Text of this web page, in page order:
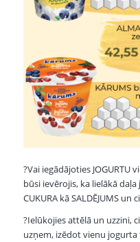
?Vai iegādājoties JOGURTU
būsi ievērojis, ka lielākā
CUKURA kā SALDĒJUMS un
?Ielūkojies attēlā un uzzini,
uzņem, izēdot vienu